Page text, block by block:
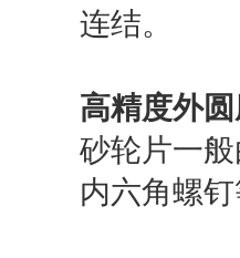
连结。
高精度外
砂轮片一
内六角螺